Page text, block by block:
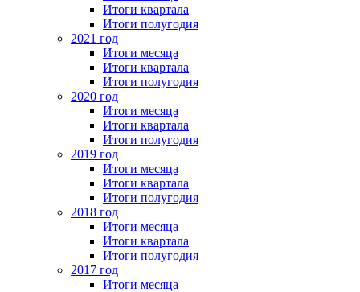
Итоги квартала
Итоги полугодия
2021 год
Итоги месяца
Итоги квартала
Итоги полугодия
2020 год
Итоги месяца
Итоги квартала
Итоги полугодия
2019 год
Итоги месяца
Итоги квартала
Итоги полугодия
2018 год
Итоги месяца
Итоги квартала
Итоги полугодия
2017 год
Итоги месяца